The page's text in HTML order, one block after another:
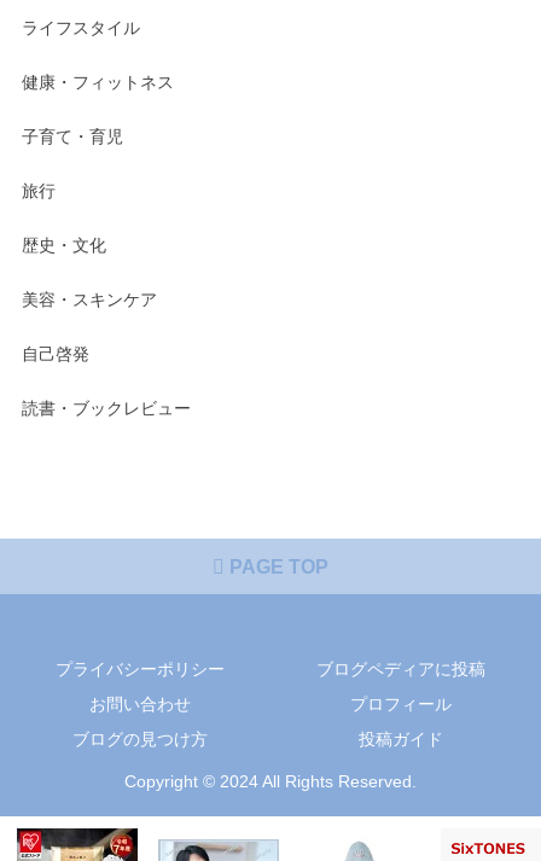
ライフスタイル
健康・フィットネス
子育て・育児
旅行
歴史・文化
美容・スキンケア
自己啓発
読書・ブックレビュー
PAGE TOP
プライバシーポリシー
ブログペディアに投稿
お問い合わせ
プロフィール
ブログの見つけ方
投稿ガイド
Copyright © 2024 All Rights Reserved.